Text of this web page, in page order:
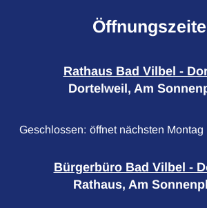
Rathaus Bad Vilbel -
Dortelweil, Am
Klicken, um weitere Öffnungs- oder
Geschlossen: öffnet nächsten Montag
Bürgerbüro Bad Vilbel -
Rathaus, Am